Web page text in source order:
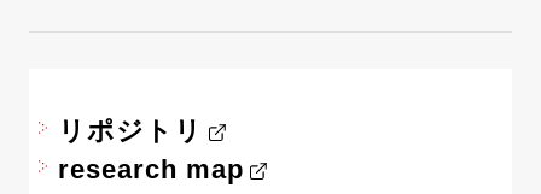
リポジトリ
research map